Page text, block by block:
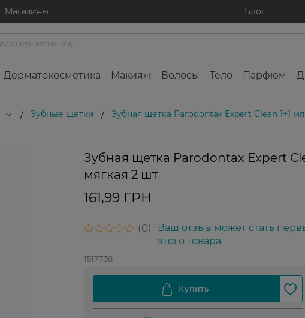
Магазины Блог
Дерматокосметика Макияж Волосы Тело Парфюм
/ Зубные щетки / Зубная щетка Parodontax Expert Clean 1+1
Зубная щетка Parodontax Expert
мягкая 2 шт
161,99 ГРН
0
Ваш отзыв может стать
этого товара
1517738